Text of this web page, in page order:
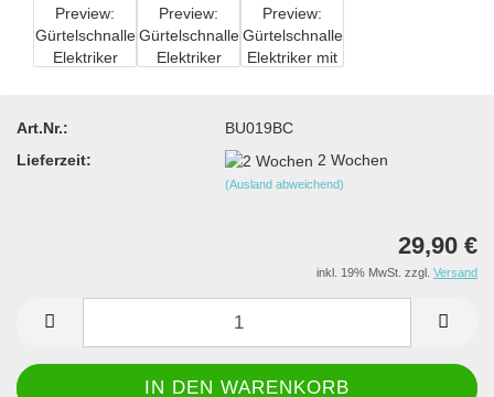
Art.Nr.:
BU019BC
Lieferzeit:
2 Wochen
(Ausland abweichend)
29,90 €
inkl. 19% MwSt. zzgl. Versand